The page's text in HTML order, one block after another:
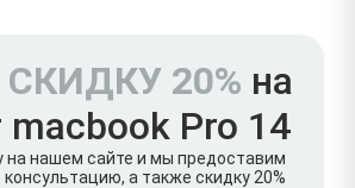
СКИДКУ 20% на
Pro 14
на нашем сайте и мы предоставим
а также скидку 20%